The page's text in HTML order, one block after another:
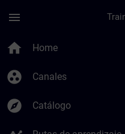
menu
home Home
group_work Canales
explore Catálogo